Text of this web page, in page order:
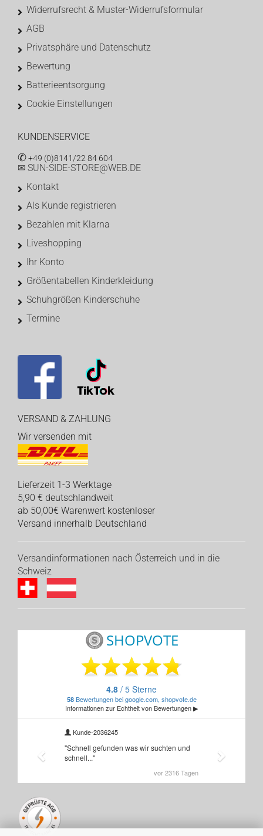
Widerrufsrecht & Muster-Widerrufsformular
AGB
Privatsphäre und Datenschutz
Bewertung
Batterieentsorgung
Cookie Einstellungen
KUNDENSERVICE
✆+49 (0)8141/22 84 604
✉ SUN-SIDE-STORE@WEB.DE
Kontakt
Als Kunde registrieren
Bezahlen mit Klarna
Liveshopping
Ihr Konto
Größentabellen Kinderkleidung
Schuhgrößen Kinderschuhe
Termine
VERSAND & ZAHLUNG
Wir versenden mit
Lieferzeit 1-3 Werktage
5,90 € deutschlandweit
ab 50,00€ Warenwert kostenloser
Versand innerhalb Deutschland
Versandinformationen nach Österreich und in die
Schweiz